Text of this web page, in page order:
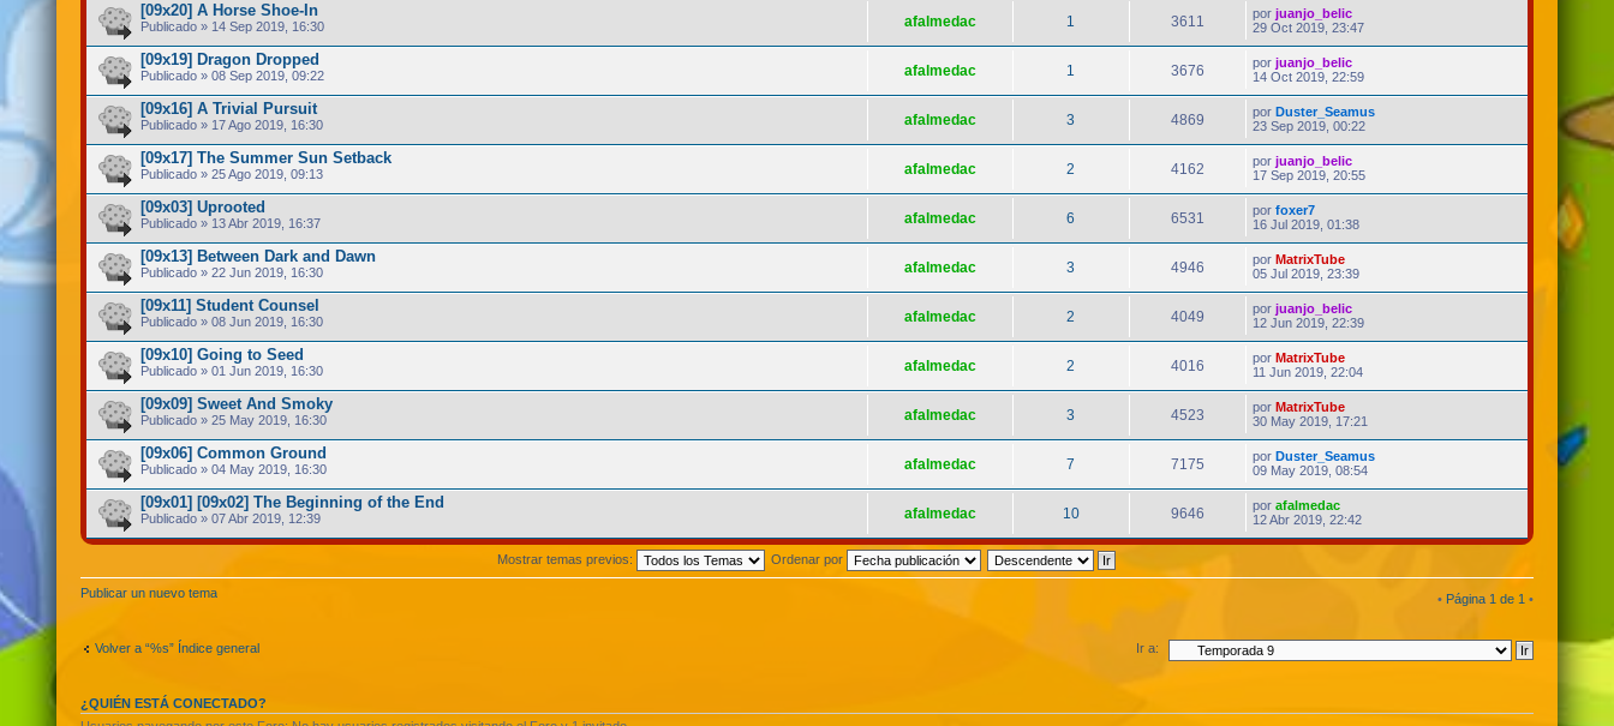
[09x20] A Horse Shoe-In
Publicado » 14 Sep 2019, 16:30 afalmedac 1 3611 por juanjo_belic
29 Oct 2019, 23:47
[09x19] Dragon Dropped
Publicado » 08 Sep 2019, 09:22 afalmedac 1 3676 por juanjo_belic
14 Oct 2019, 22:59
[09x16] A Trivial Pursuit
Publicado » 17 Ago 2019, 16:30 afalmedac 3 4869 por Duster_Seamus
23 Sep 2019, 00:22
[09x17] The Summer Sun Setback
Publicado » 25 Ago 2019, 09:13 afalmedac 2 4162 por juanjo_belic
17 Sep 2019, 20:55
[09x03] Uprooted
Publicado » 13 Abr 2019, 16:37 afalmedac 6 6531 por foxer7
16 Jul 2019, 01:38
[09x13] Between Dark and Dawn
Publicado » 22 Jun 2019, 16:30 afalmedac 3 4946 por MatrixTube
05 Jul 2019, 23:39
[09x11] Student Counsel
Publicado » 08 Jun 2019, 16:30 afalmedac 2 4049 por juanjo_belic
12 Jun 2019, 22:39
[09x10] Going to Seed
Publicado » 01 Jun 2019, 16:30 afalmedac 2 4016 por MatrixTube
11 Jun 2019, 22:04
[09x09] Sweet And Smoky
Publicado » 25 May 2019, 16:30 afalmedac 3 4523 por MatrixTube
30 May 2019, 17:21
[09x06] Common Ground
Publicado » 04 May 2019, 16:30 afalmedac 7 7175 por Duster_Seamus
09 May 2019, 08:54
[09x01] [09x02] The Beginning of the End
Publicado » 07 Abr 2019, 12:39 afalmedac 10 9646 por afalmedac
12 Abr 2019, 22:42
Mostrar temas previos: Ordenar por
Publicar un nuevo tema • Página 1 de 1 •
Volver a “%s” Índice general Ir a:
¿QUIÉN ESTÁ CONECTADO?